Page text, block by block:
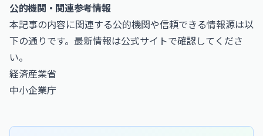
公的機関・関連参考情報
本記事の内容に関連する公的機関や信頼できる情報源は以
下の通りです。最新情報は公式サイトで確認してくださ
い。
経済産業省
中小企業庁